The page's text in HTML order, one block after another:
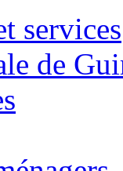
services
de